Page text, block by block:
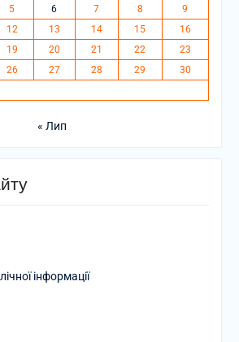
5 6 7 8
9
12 13 14 15
16
19 20 21 22
23
26 27 28 29
30
« Лип
інформації